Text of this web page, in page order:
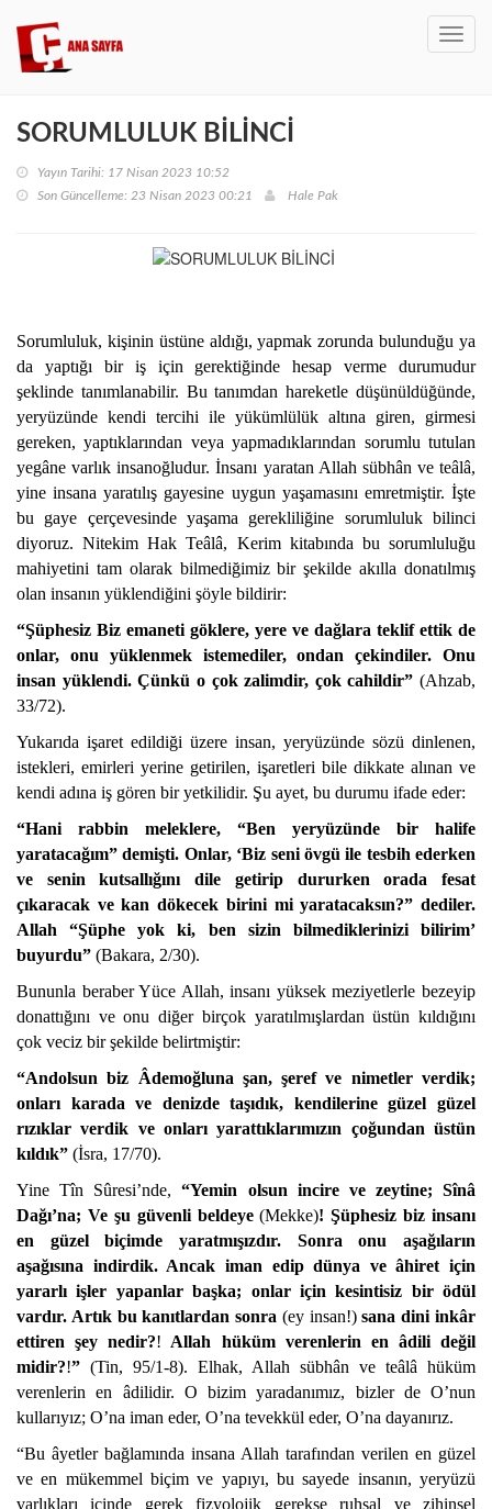
SORUMLULUK BİLİNCİ
Yayın Tarihi: 17 Nisan 2023 10:52
Son Güncelleme: 23 Nisan 2023 00:21
Hale Pak
Sorumluluk, kişinin üstüne aldığı, yapmak zorunda bulunduğu ya
da yaptığı bir iş için gerektiğinde hesap verme durumudur
şeklinde tanımlanabilir. Bu tanımdan hareketle düşünüldüğünde,
yeryüzünde kendi tercihi ile yükümlülük altına giren, girmesi
gereken, yaptıklarından veya yapmadıklarından sorumlu tutulan
yegâne varlık insanoğludur. İnsanı yaratan Allah sübhân ve teâlâ,
yine insana yaratılış gayesine uygun yaşamasını emretmiştir. İşte
bu gaye çerçevesinde yaşama gerekliliğine sorumluluk bilinci
diyoruz. Nitekim Hak Teâlâ, Kerim kitabında bu sorumluluğu
mahiyetini tam olarak bilmediğimiz bir şekilde akılla donatılmış
olan insanın yüklendiğini şöyle bildirir:
“Şüphesiz Biz emaneti göklere, yere ve dağlara teklif ettik de
onlar, onu yüklenmek istemediler, ondan çekindiler. Onu
insan yüklendi. Çünkü o çok zalimdir, çok cahildir” (Ahzab,
33/72).
Yukarıda işaret edildiği üzere insan, yeryüzünde sözü dinlenen,
istekleri, emirleri yerine getirilen, işaretleri bile dikkate alınan ve
kendi adına iş gören bir yetkilidir. Şu ayet, bu durumu ifade eder:
“Hani rabbin meleklere, “Ben yeryüzünde bir halife
yaratacağım” demişti. Onlar, ‘Biz seni övgü ile tesbih ederken
ve senin kutsallığını dile getirip dururken orada fesat
çıkaracak ve kan dökecek birini mi yaratacaksın?” dediler.
Allah “Şüphe yok ki, ben sizin bilmediklerinizi bilirim’
buyurdu” (Bakara, 2/30).
Bununla beraber Yüce Allah, insanı yüksek meziyetlerle bezeyip
donattığını ve onu diğer birçok yaratılmışlardan üstün kıldığını
çok veciz bir şekilde belirtmiştir:
“Andolsun biz Âdemoğluna şan, şeref ve nimetler verdik;
onları karada ve denizde taşıdık, kendilerine güzel güzel
rızıklar verdik ve onları yarattıklarımızın çoğundan üstün
kıldık” (İsra, 17/70).
Yine Tîn Sûresi’nde,“Yemin olsun incire ve zeytine; Sînâ
Dağı’na; Ve şu güvenli beldeye(Mekke)! Şüphesiz biz insanı
en güzel biçimde yaratmışızdır. Sonra onu aşağıların
aşağısına indirdik. Ancak iman edip dünya ve âhiret için
yararlı işler yapanlar başka; onlar için kesintisiz bir ödül
vardır. Artık bu kanıtlardan sonra (ey insan!)sana dini inkâr
ettiren şey nedir?! Allah hüküm verenlerin en âdili değil
midir?!” (Tin, 95/1-8). Elhak, Allah sübhân ve teâlâ hüküm
verenlerin en âdilidir. O bizim yaradanımız, bizler de O’nun
kullarıyız; O’na iman eder, O’na tevekkül eder, O’na dayanırız.
“Bu âyetler bağlamında insana Allah tarafından verilen en güzel
ve en mükemmel biçim ve yapıyı, bu sayede insanın, yeryüzü
varlıkları içinde gerek fizyolojik gerekse ruhsal ve zihinsel